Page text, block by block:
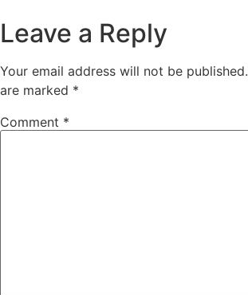
Leave a Reply
Your email address will not be published.
are marked *
Comment *